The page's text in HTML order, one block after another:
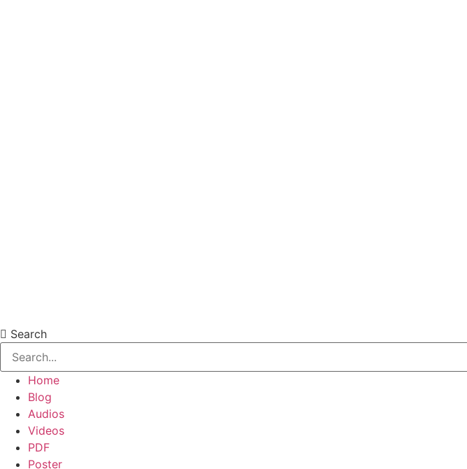
Search
Home
Blog
Audios
Videos
PDF
Poster